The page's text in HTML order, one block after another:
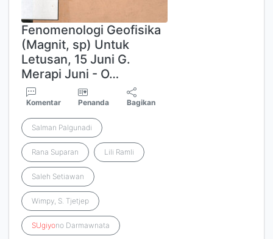
Fenomenologi Geofisika
(Magnit, sp) Untuk
Letusan, 15 Juni G.
Merapi Juni - O…
Komentar Penanda Bagikan
Salman Palgunadi
Rana Suparan Lili Ramli
Saleh Setiawan
Wimpy, S. Tjetjep
SUgiyono Darmawnata